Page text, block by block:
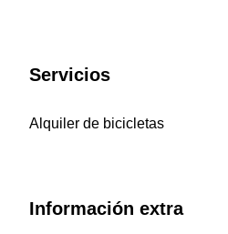
Servicios
Alquiler de bicicletas
Información extra